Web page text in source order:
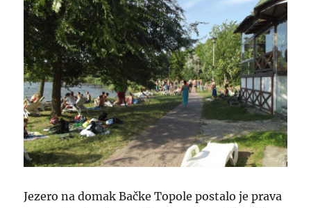
Jezero na domak Bačke Topole postalo je prava